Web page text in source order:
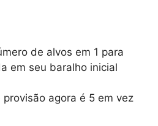
de alvos em 1 para
em seu baralho inicial
provisão agora é 5 em vez